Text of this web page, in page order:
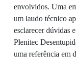
envolvidos. Uma
um laudo técnico
esclarecer dúvidas
Plenitec
uma referência em